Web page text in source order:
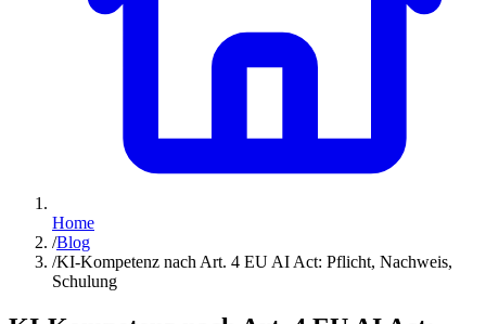
Home
/Blog
/KI-Kompetenz nach Art. 4 EU AI Act: Pflicht, Nachweis,
Schulung